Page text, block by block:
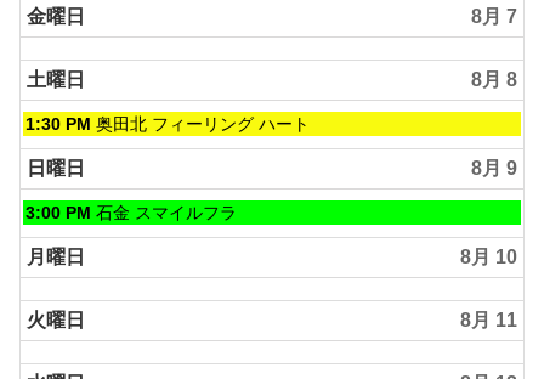
金曜日 8月 7
土曜日 8月 8
土
曜
日,
8
月
8th
2026
1:30 PM 奥田北 フィーリング ハート
日曜日 8月 9
日
曜
日,
8
月
9th
2026
3:00 PM 石金 スマイルフラ
月曜日 8月 10
火曜日 8月 11